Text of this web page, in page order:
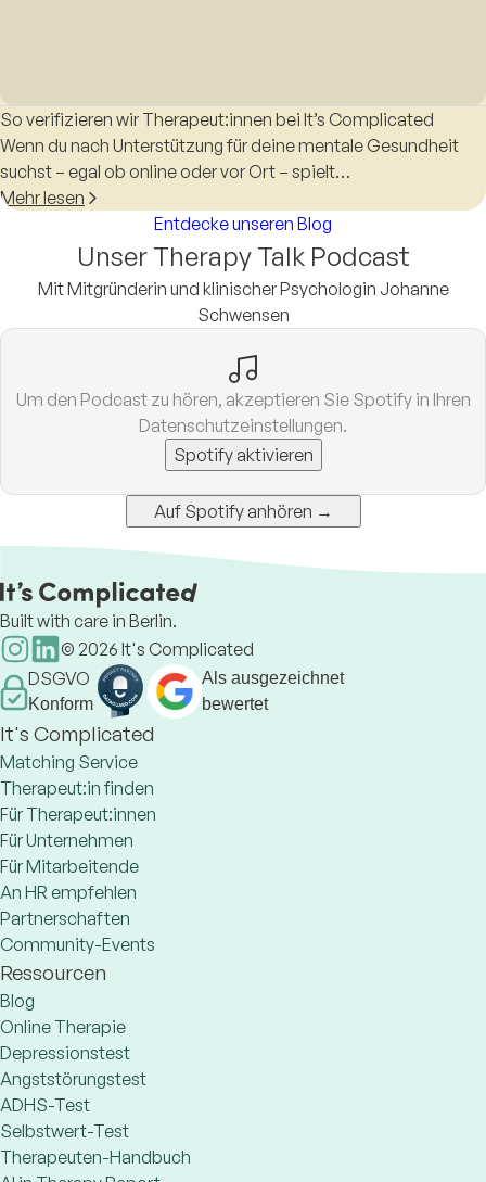
So verifizieren wir Therapeut:innen bei It’s Complicated
Wenn du nach Unterstützung für deine mentale Gesundheit
suchst – egal ob online oder vor Ort – spielt…
Mehr lesen
Entdecke unseren Blog
Unser Therapy Talk Podcast
Mit Mitgründerin und klinischer Psychologin Johanne
Schwensen
Um den Podcast zu hören, akzeptieren Sie Spotify in Ihren
Datenschutzeinstellungen.
Spotify aktivieren
Auf Spotify anhören →
Built with care in Berlin.
© 2026 It's Complicated
DSGVO
Konform
Als ausgezeichnet
bewertet
It's Complicated
Matching Service
Therapeut:in finden
Für Therapeut:innen
Für Unternehmen
Für Mitarbeitende
An HR empfehlen
Partnerschaften
Community-Events
Ressourcen
Blog
Online Therapie
Depressionstest
Angststörungstest
ADHS-Test
Selbstwert-Test
Therapeuten-Handbuch